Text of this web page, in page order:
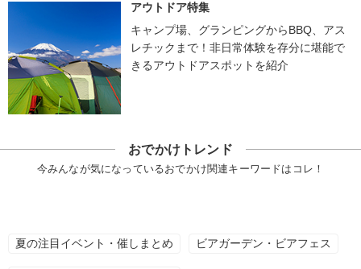
アウトドア特集
キャンプ場、グランピングからBBQ、アス
レチックまで！非日常体験を存分に堪能で
きるアウトドアスポットを紹介
おでかけトレンド
今みんなが気になっているおでかけ関連キーワードはコレ！
夏の注目イベント・催しまとめ ビアガーデン・ビアフェス